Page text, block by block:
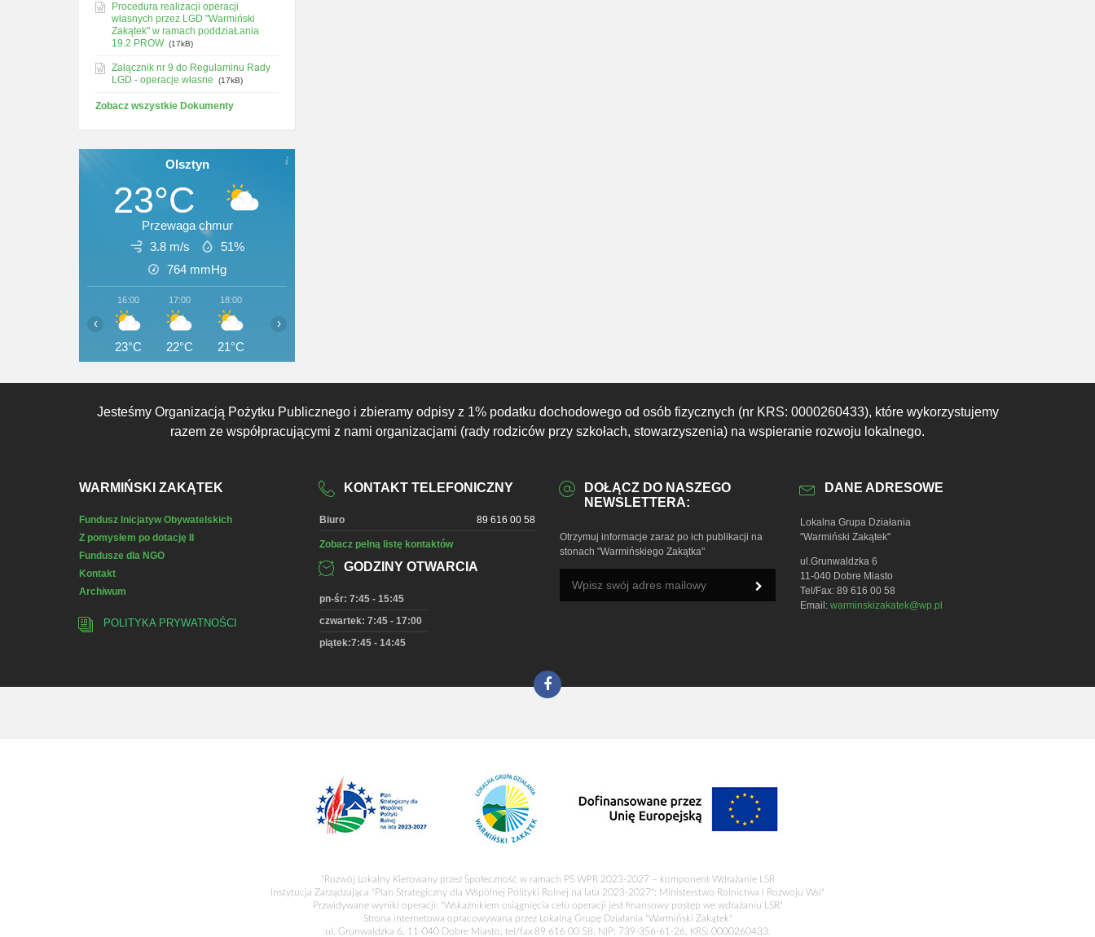
Procedura realizacji operacji
własnych przez LGD "Warmiński
Zakątek" w ramach poddziaŁania
19.2 PROW (17kB)
Załącznik nr 9 do Regulaminu Rady
LGD - operacje własne
(17kB)
Zobacz wszystkie Dokumenty
Olsztyn
23°C
Przewaga chmur
3.8 m/s
51%
764 mmHg
16:00
23°C
17:00
22°C
18:00
21°C
‹ ›
Jesteśmy Organizacją Pożytku Publicznego i zbieramy odpisy z 1% podatku dochodowego od osób fizycznych (nr KRS: 0000260433), które wykorzystujemy
razem ze współpracującymi z nami organizacjami (rady rodziców przy szkołach, stowarzyszenia) na wspieranie rozwoju lokalnego.
WARMIŃSKI ZAKĄTEK
Fundusz Inicjatyw Obywatelskich
Z pomysłem po dotację II
Fundusze dla NGO
Kontakt
Archiwum
POLITYKA PRYWATNOŚCI
KONTAKT TELEFONICZNY
Biuro 89 616 00 58
Zobacz pełną listę kontaktów
GODZINY OTWARCIA
pn-śr: 7:45 - 15:45
czwartek: 7:45 - 17:00
piątek:7:45 - 14:45
DOŁĄCZ DO NASZEGO
NEWSLETTERA:
Otrzymuj informacje zaraz po ich publikacji na
stonach "Warmińskiego Zakątka"
DANE ADRESOWE
Lokalna Grupa Działania
"Warmiński Zakątek"
ul.Grunwaldzka 6
11-040 Dobre Miasto
Tel/Fax: 89 616 00 58
Email: warminskizakatek@wp.pl
"Rozwój Lokalny Kierowany przez Społeczność w ramach PS WPR 2023-2027 – komponent Wdrażanie LSR
Instytucja Zarządzająca "Plan Strategiczny dla Wspólnej Polityki Rolnej na lata 2023-2027": Ministerstwo Rolnictwa i Rozwoju Wsi"
Przwidywane wyniki operacji: "Wskaźnikiem osiągnięcia celu operacji jest finansowy postęp we wdrażaniu LSR"
Strona internetowa opracowywana przez Lokalną Grupę Działania "Warmiński Zakątek"
ul. Grunwaldzka 6, 11-040 Dobre Miasto, tel/fax 89 616 00 58, NIP: 739-356-61-26, KRS: 0000260433.